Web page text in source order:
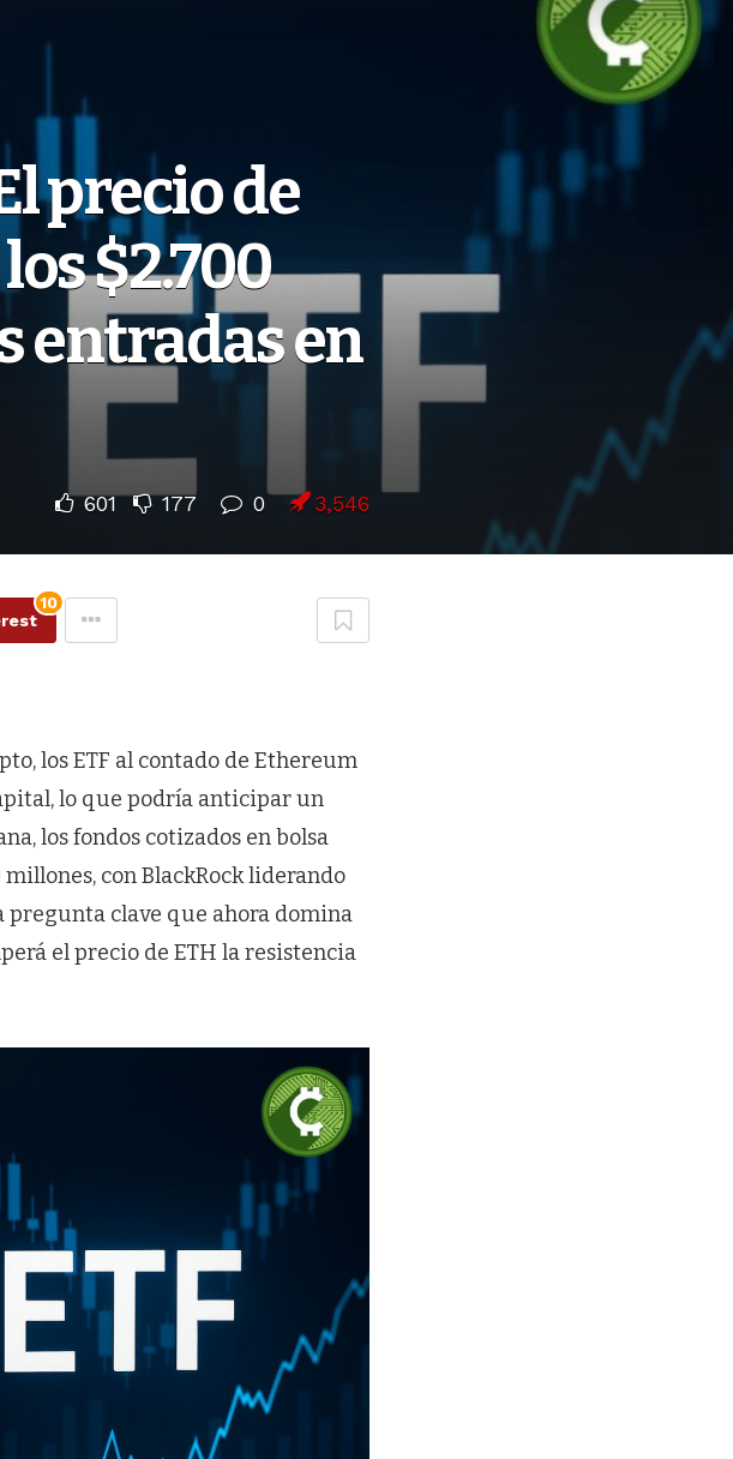
precio de
$2.700
entradas en
601 177 0 3,546
10
los ETF al contado de Ethereum
lo que podría anticipar un
los fondos cotizados en bolsa
con BlackRock liderando
pregunta clave que ahora domina
el precio de ETH la resistencia